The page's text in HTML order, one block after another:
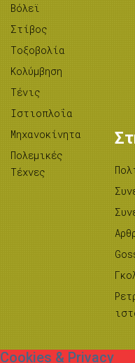
Βόλεϊ
Στίβος
Tοξοβολία
Κολύμβηση
Τένις
Ιστιοπλοΐα
Μηχανοκίνητα
Πολεμικές
Τέχνες
Cookies & Privacy